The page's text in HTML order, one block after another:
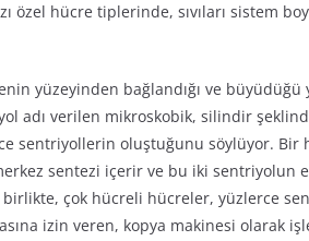
özel hücre tiplerinde, sıvıları sistem
yüzeyinden bağlandığı ve büyüdüğü
adı verilen mikroskobik, silindir
sentriyollerin oluştuğunu söylüyor.
sentezi içerir ve bu iki sentriyolun
çok hücreli hücreler, yüzlerce
izin veren, kopya makinesi olarak